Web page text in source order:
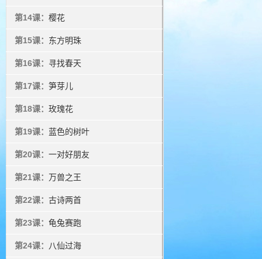
第14课： 樱花
第15课： 东方明珠
第16课： 寻找春天
第17课： 笋芽儿
第18课： 玫瑰花
第19课： 蓝色的树叶
第20课： 一对好朋友
第21课： 万兽之王
第22课： 古诗两首
第23课： 龟兔赛跑
第24课： 八仙过海